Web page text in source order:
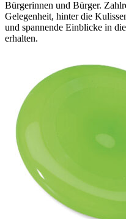
Bürgerinnen und Bürger.
Gelegenheit, hinter die
und spannende Einblicke in
erhalten.